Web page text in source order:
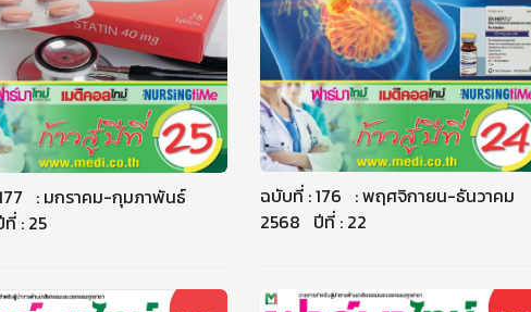
: มกราคม-กุมภาพันธ์
: 25
ฉบับที่ : 176 : พฤศจิกายน-ธันวาคม
2568 ปีที่ : 22